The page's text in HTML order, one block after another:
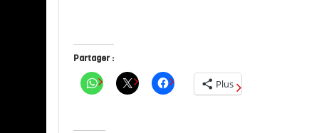
Partager :
Plus